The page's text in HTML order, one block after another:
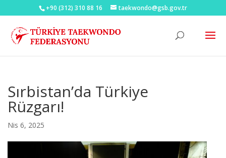
+90 (312) 310 88 16 taekwondo@gsb.gov.tr
Sırbistan’da Türkiye
Rüzgarı!
Nis 6, 2025